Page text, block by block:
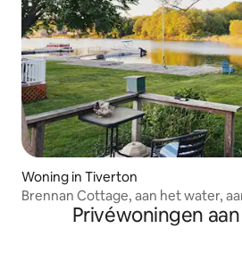
Woning in Tiverton
Brennan Cottage, aan het water,
Privéwoningen